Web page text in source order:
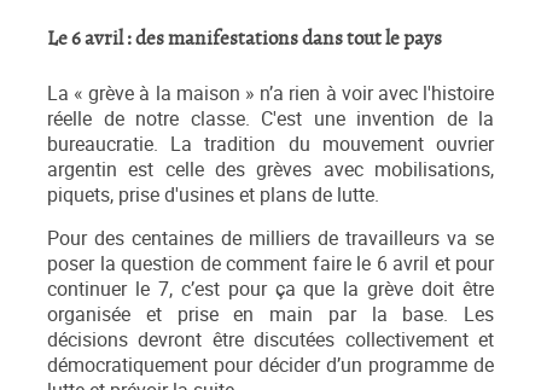
Le 6 avril : des manifestations dans tout le pays
La « grève à la maison » n’a rien à voir avec l'histoire
réelle de notre classe. C'est une invention de la
bureaucratie. La tradition du mouvement ouvrier
argentin est celle des grèves avec mobilisations,
piquets, prise d'usines et plans de lutte.
Pour des centaines de milliers de travailleurs va se
poser la question de comment faire le 6 avril et pour
continuer le 7, c’est pour ça que la grève doit être
organisée et prise en main par la base. Les
décisions devront être discutées collectivement et
démocratiquement pour décider d’un programme de